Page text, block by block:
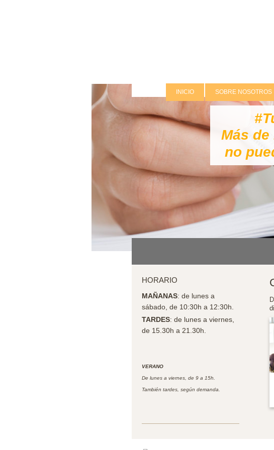
INICIO SOBRE NOSOTROS
Más de
no
HORARIO
MAÑANAS: de lunes a
sábado, de 10:30h a 12:30h.
TARDES: de lunes a viernes,
de 15.30h a 21.30h.
VERANO
De lunes a viernes, de 9 a 15h.
También tardes, según demanda.